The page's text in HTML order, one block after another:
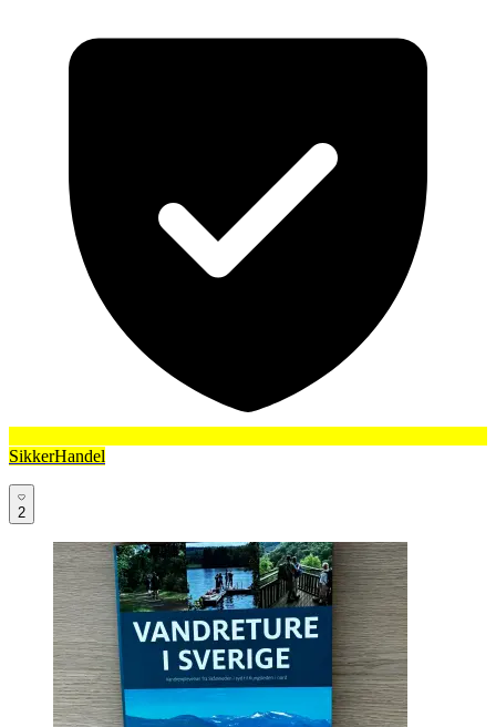
SikkerHandel
2